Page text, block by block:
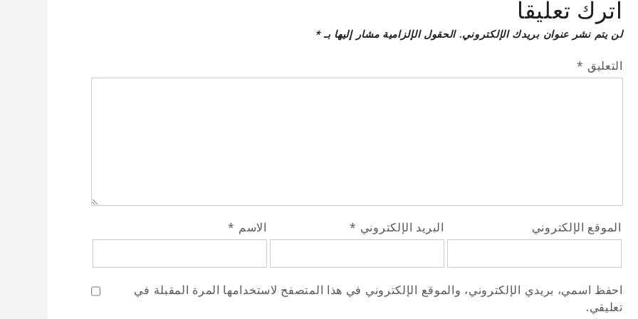
اترك تعليقاً
لن يتم نشر عنوان بريدك الإلكتروني. الحقول الإلزامية مشار إليها بـ*
التعليق *
الاسم * البريد الإلكتروني * الموقع الإلكتروني
احفظ اسمي، بريدي الإلكتروني، والموقع الإلكتروني في هذا المتصفح لاستخدامها المرة المقبلة في
تعليقي.